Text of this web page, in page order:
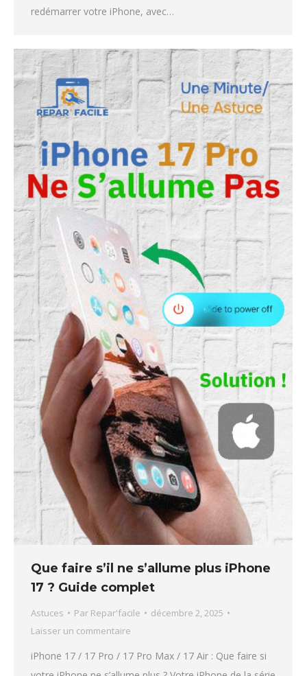
redémarrer votre iPhone, avec…
Que faire s’il ne s’allume plus iPhone
17 ? Guide complet
Astuces Par Repar'facile
décembre 2, 2025
Laisser un commentaire
iPhone 17 / 17 Pro / 17 Pro Max / 17 Air : Que faire si